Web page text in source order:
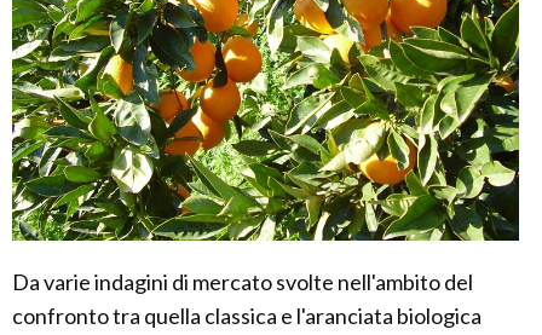
Da varie indagini di mercato svolte nell'ambito del
confronto tra quella classica e l'aranciata biologica